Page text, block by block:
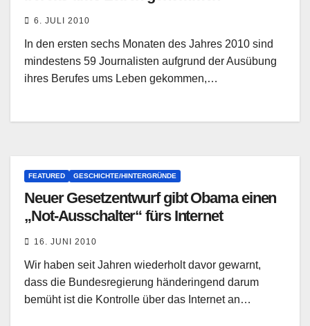
6. JULI 2010
In den ersten sechs Monaten des Jahres 2010 sind
mindestens 59 Journalisten aufgrund der Ausübung
ihres Berufes ums Leben gekommen,…
FEATURED GESCHICHTE/HINTERGRÜNDE
Neuer Gesetzentwurf gibt Obama einen
„Not-Ausschalter“ fürs Internet
16. JUNI 2010
Wir haben seit Jahren wiederholt davor gewarnt,
dass die Bundesregierung händeringend darum
bemüht ist die Kontrolle über das Internet an…